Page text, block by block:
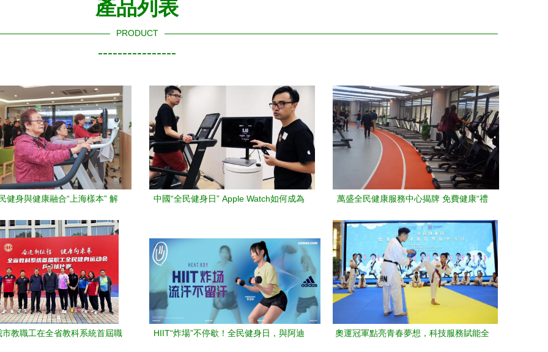
產品列表
PRODUCT
----------------
健身與健康融合“上海樣本” 解
中國“全民健身日” Apple Watch如何成為
萬盛全民健康服務中心揭牌 免費健康“禮
市教職工在全省教科系統首屆職
HIIT“炸場”不停歇！全民健身日，與阿迪
奧運冠軍點亮青春夢想，科技服務賦能全